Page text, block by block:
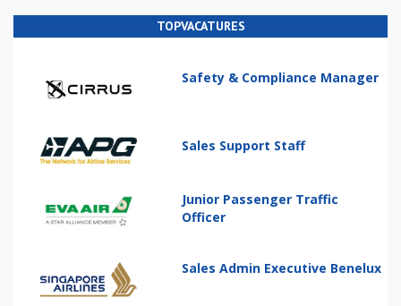
TOPVACATURES
Safety & Compliance Manager
Sales Support Staff
Junior Passenger Traffic
Officer
Sales Admin Executive Benelux